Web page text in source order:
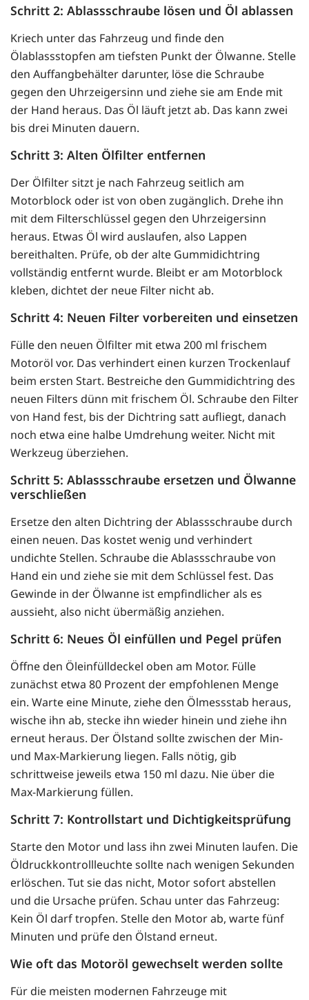
Schritt 2: Ablassschraube lösen und Öl ablassen
Kriech unter das Fahrzeug und finde den
Ölablassstopfen am tiefsten Punkt der Ölwanne. Stelle
den Auffangbehälter darunter, löse die Schraube
gegen den Uhrzeigersinn und ziehe sie am Ende mit
der Hand heraus. Das Öl läuft jetzt ab. Das kann zwei
bis drei Minuten dauern.
Schritt 3: Alten Ölfilter entfernen
Der Ölfilter sitzt je nach Fahrzeug seitlich am
Motorblock oder ist von oben zugänglich. Drehe ihn
mit dem Filterschlüssel gegen den Uhrzeigersinn
heraus. Etwas Öl wird auslaufen, also Lappen
bereithalten. Prüfe, ob der alte Gummidichtring
vollständig entfernt wurde. Bleibt er am Motorblock
kleben, dichtet der neue Filter nicht ab.
Schritt 4: Neuen Filter vorbereiten und einsetzen
Fülle den neuen Ölfilter mit etwa 200 ml frischem
Motoröl vor. Das verhindert einen kurzen Trockenlauf
beim ersten Start. Bestreiche den Gummidichtring des
neuen Filters dünn mit frischem Öl. Schraube den Filter
von Hand fest, bis der Dichtring satt aufliegt, danach
noch etwa eine halbe Umdrehung weiter. Nicht mit
Werkzeug überziehen.
Schritt 5: Ablassschraube ersetzen und Ölwanne
verschließen
Ersetze den alten Dichtring der Ablassschraube durch
einen neuen. Das kostet wenig und verhindert
undichte Stellen. Schraube die Ablassschraube von
Hand ein und ziehe sie mit dem Schlüssel fest. Das
Gewinde in der Ölwanne ist empfindlicher als es
aussieht, also nicht übermäßig anziehen.
Schritt 6: Neues Öl einfüllen und Pegel prüfen
Öffne den Öleinfülldeckel oben am Motor. Fülle
zunächst etwa 80 Prozent der empfohlenen Menge
ein. Warte eine Minute, ziehe den Ölmessstab heraus,
wische ihn ab, stecke ihn wieder hinein und ziehe ihn
erneut heraus. Der Ölstand sollte zwischen der Min-
und Max-Markierung liegen. Falls nötig, gib
schrittweise jeweils etwa 150 ml dazu. Nie über die
Max-Markierung füllen.
Schritt 7: Kontrollstart und Dichtigkeitsprüfung
Starte den Motor und lass ihn zwei Minuten laufen. Die
Öldruckkontrollleuchte sollte nach wenigen Sekunden
erlöschen. Tut sie das nicht, Motor sofort abstellen
und die Ursache prüfen. Schau unter das Fahrzeug:
Kein Öl darf tropfen. Stelle den Motor ab, warte fünf
Minuten und prüfe den Ölstand erneut.
Wie oft das Motoröl gewechselt werden sollte
Für die meisten modernen Fahrzeuge mit